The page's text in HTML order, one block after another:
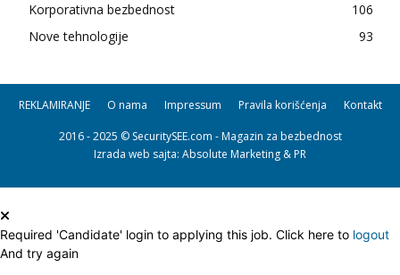
Korporativna bezbednost
106
Nove tehnologije
93
REKLAMIRANJE O nama Impressum Pravila korišćenja Kontakt
2016 - 2025 © SecuritySEE.com - Magazin za bezbednost
Izrada web sajta: Absolute Marketing & PR
Required 'Candidate' login to applying this job. Click here to logout
And try again